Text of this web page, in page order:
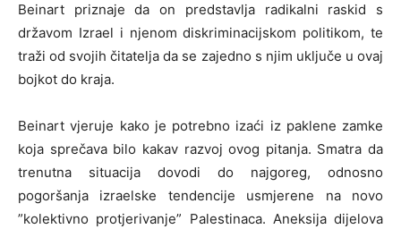
Beinart priznaje da on predstavlja radikalni raskid s
državom Izrael i njenom diskriminacijskom politikom, te
traži od svojih čitatelja da se zajedno s njim uključe u ovaj
bojkot do kraja.
Beinart vjeruje kako je potrebno izaći iz paklene zamke
koja sprečava bilo kakav razvoj ovog pitanja. Smatra da
trenutna situacija dovodi do najgoreg, odnosno
pogoršanja izraelske tendencije usmjerene na novo
”kolektivno protjerivanje” Palestinaca. Aneksija dijelova